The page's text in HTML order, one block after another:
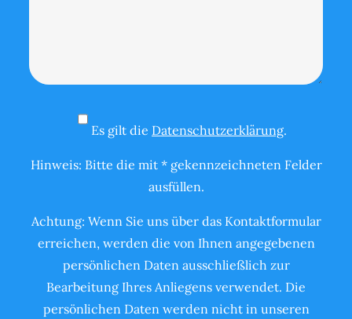
Es gilt die Datenschutzerklärung.
Hinweis: Bitte die mit * gekennzeichneten Felder
ausfüllen.
Achtung: Wenn Sie uns über das Kontaktformular
erreichen, werden die von Ihnen angegebenen
persönlichen Daten ausschließlich zur
Bearbeitung Ihres Anliegens verwendet. Die
persönlichen Daten werden nicht in unseren